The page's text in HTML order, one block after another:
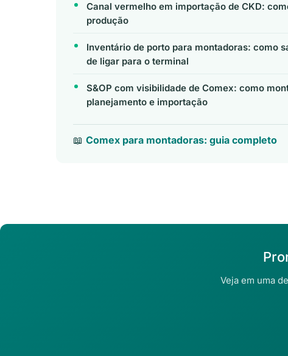
Canal vermelho em importação de CKD:
produção
Inventário de porto para montadoras: como
de ligar para o terminal
S&OP com visibilidade de Comex: como
planejamento e importação
📖 Comex para montadoras: guia completo
Veja em uma